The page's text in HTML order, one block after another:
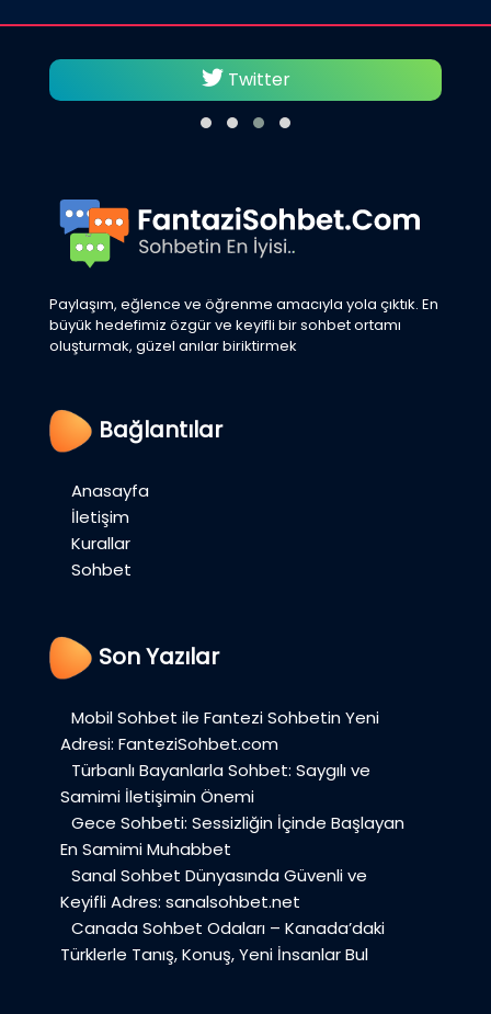
Twitter
Paylaşım, eğlence ve öğrenme amacıyla yola çıktık. En
büyük hedefimiz özgür ve keyifli bir sohbet ortamı
oluşturmak, güzel anılar biriktirmek
Bağlantılar
Anasayfa
İletişim
Kurallar
Sohbet
Son Yazılar
Mobil Sohbet ile Fantezi Sohbetin Yeni
Adresi: FanteziSohbet.com
Türbanlı Bayanlarla Sohbet: Saygılı ve
Samimi İletişimin Önemi
Gece Sohbeti: Sessizliğin İçinde Başlayan
En Samimi Muhabbet
Sanal Sohbet Dünyasında Güvenli ve
Keyifli Adres: sanalsohbet.net
Canada Sohbet Odaları – Kanada’daki
Türklerle Tanış, Konuş, Yeni İnsanlar Bul